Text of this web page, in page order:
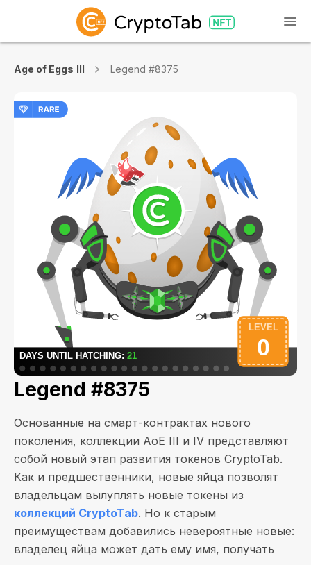
Age of Eggs III Legend #8375
Legend #8375
Основанные на смарт-контрактах нового
поколения, коллекции AoE III и IV представляют
собой новый этап развития токенов CryptoTab.
Как и предшественники, новые яйца позволят
владельцам вылуплять новые токены из
коллекций CryptoTab. Но к старым
преимуществам добавились невероятные новые:
владелец яйца может дать ему имя, получать